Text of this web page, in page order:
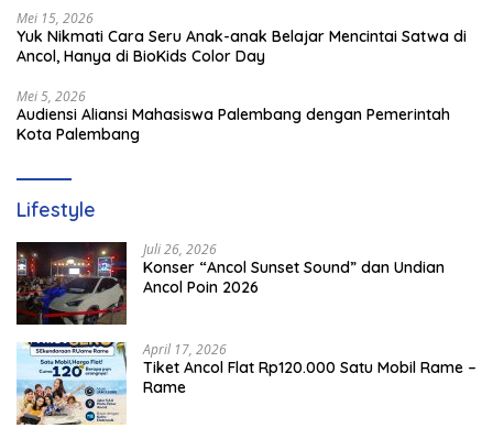
Mei 15, 2026
Yuk Nikmati Cara Seru Anak-anak Belajar Mencintai Satwa di
Ancol, Hanya di BioKids Color Day
Mei 5, 2026
Audiensi Aliansi Mahasiswa Palembang dengan Pemerintah
Kota Palembang
Lifestyle
Juli 26, 2026
Konser “Ancol Sunset Sound” dan Undian
Ancol Poin 2026
April 17, 2026
Tiket Ancol Flat Rp120.000 Satu Mobil Rame –
Rame